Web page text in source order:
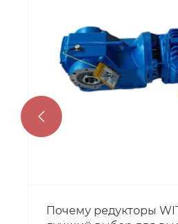
Почему редукторы
